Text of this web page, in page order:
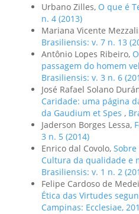
Urbano Zilles, O que é
n. 4 (2013)
Mariana Vicente
Brasiliensis: v. 7 n. 13
Antônio Lopes Ribeiro,
passagem do homem
Brasiliensis: v. 3 n. 6
José Rafael Solano
Caridade: uma página
da Gaudium et Spes ,
Jaderson Borges Lessa,
3 n. 5 (2014)
Enrico dal Covolo,
Cultura da qualidade e
Brasiliensis: v. 1 n. 2
Felipe Cardoso de
Ética das Virtudes
Campinas: Ecclesiae,